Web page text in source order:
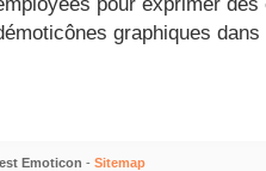
graphiques
Emoticon - Sitemap